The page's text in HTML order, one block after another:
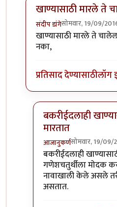
खाण्यासाठी मारले ते
संदीप डांगेसोमवार, 19/09/
In reply toबकऱ्यांचा बळी
खाण्यासाठी मारले ते
नका,
प्रतिसाद देण्यासाठीलॉग
बकरीईदलाही
मारतात
आजानुकर्णसोमवार, 19/09/
In reply to
बकरीईदलाही
गणेशचतुर्थीला मोदक
नावाखाली केले असले
असतात.